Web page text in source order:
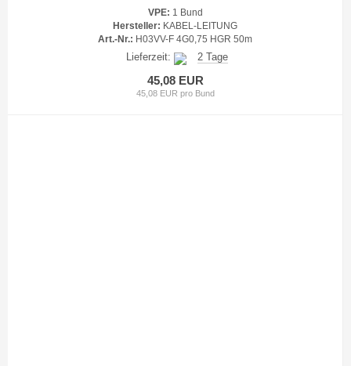
VPE: 1 Bund
Hersteller: KABEL-LEITUNG
Art.-Nr.: H03VV-F 4G0,75 HGR 50m
Lieferzeit: 2 Tage
45,08 EUR
45,08 EUR pro Bund